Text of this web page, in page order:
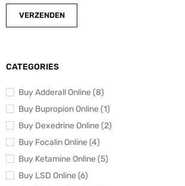
CATEGORIES
Buy Adderall Online (8)
Buy Bupropion Online (1)
Buy Dexedrine Online (2)
Buy Focalin Online (4)
Buy Ketamine Online (5)
Buy LSD Online (6)